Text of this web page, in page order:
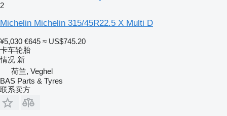
2
Michelin Michelin 315/45R22.5 X Multi D
¥5,030 €645 ≈ US$745.20
卡车轮胎
情况 新
荷兰, Veghel
BAS Parts & Tyres
联系卖方